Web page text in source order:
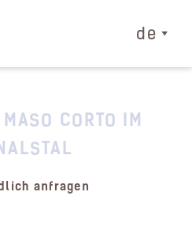
de
CORTO IM
anfragen